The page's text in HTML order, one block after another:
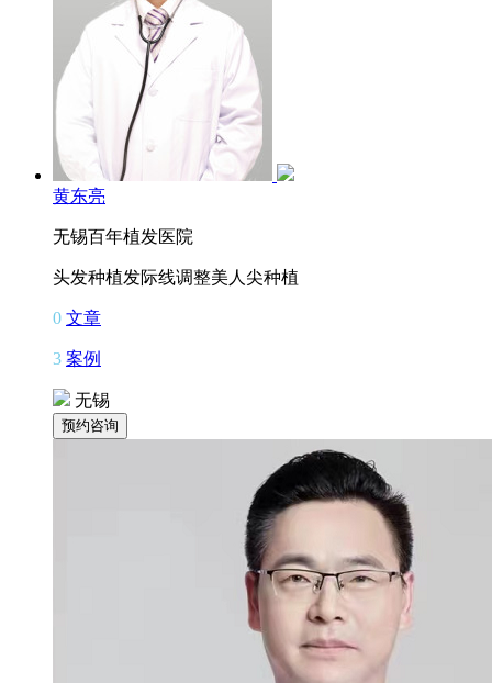
黄东亮
无锡百年植发医院
头发种植发际线调整美人尖种植
0 文章
3 案例
无锡